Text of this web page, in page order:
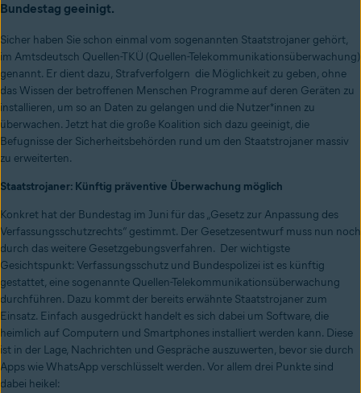
Bundestag geeinigt.
Sicher haben Sie schon einmal vom sogenannten Staatstrojaner gehört,
im Amtsdeutsch Quellen-TKÜ (Quellen-Telekommunikationsüberwachung)
genannt. Er dient dazu, Strafverfolgern die Möglichkeit zu geben, ohne
das Wissen der betroffenen Menschen Programme auf deren Geräten zu
installieren, um so an Daten zu gelangen und die Nutzer*innen zu
überwachen. Jetzt hat die große Koalition sich dazu geeinigt, die
Befugnisse der Sicherheitsbehörden rund um den Staatstrojaner massiv
zu erweiterten.
Staatstrojaner: Künftig präventive Überwachung möglich
Konkret hat der Bundestag im Juni für das „Gesetz zur Anpassung des
Verfassungsschutzrechts“ gestimmt. Der Gesetzesentwurf muss nun noch
durch das weitere Gesetzgebungsverfahren. Der wichtigste
Gesichtspunkt: Verfassungsschutz und Bundespolizei ist es künftig
gestattet, eine sogenannte Quellen-Telekommunikationsüberwachung
durchführen. Dazu kommt der bereits erwähnte Staatstrojaner zum
Einsatz. Einfach ausgedrückt handelt es sich dabei um Software, die
heimlich auf Computern und Smartphones installiert werden kann. Diese
ist in der Lage, Nachrichten und Gespräche auszuwerten, bevor sie durch
Apps wie WhatsApp verschlüsselt werden. Vor allem drei Punkte sind
dabei heikel: